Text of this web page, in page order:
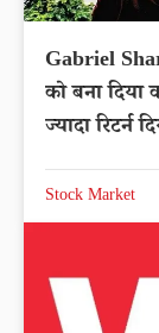
Gabriel
को बना
ज्यादा रिटर्न
Stock Market